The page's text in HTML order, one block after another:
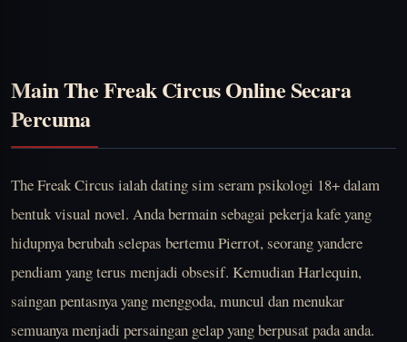
Main The Freak Circus Online Secara
Percuma
The Freak Circus ialah dating sim seram psikologi 18+ dalam
bentuk visual novel. Anda bermain sebagai pekerja kafe yang
hidupnya berubah selepas bertemu Pierrot, seorang yandere
pendiam yang terus menjadi obsesif. Kemudian Harlequin,
saingan pentasnya yang menggoda, muncul dan menukar
semuanya menjadi persaingan gelap yang berpusat pada anda.